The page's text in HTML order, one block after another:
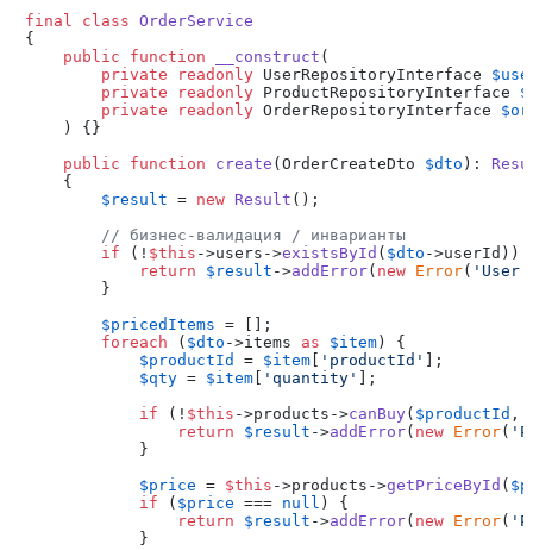
final class OrderService
{
public
function __construct (
private
readonly UserRepositoryInterface
private
readonly ProductRepositoryInterface
private
readonly OrderRepositoryInterface
) {}
public
function create ( OrderCreateDto $dto ):
{
$result = new Result ();
// бизнес-валидация / инварианты
if (! $this ->users->existsById ( $dto ->userId))
return
$result ->addError( new Error( 'User
        }
$pricedItems = [];
foreach ( $dto ->items as $item ) {
$productId
= $item 'productId'
];
$qty = $item 'quantity'
];
if (! $this ->products->canBuy( $productId ,
return
$result ->addError( new Error(
            }
$price = $this ->products->getPriceById (
if ( $price === null ) {
return
$result ->addError( new Error(
            }